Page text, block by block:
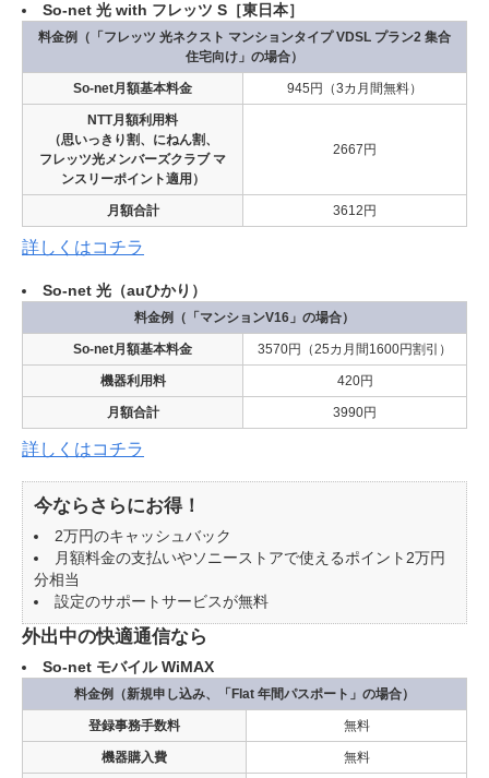
So-net 光 with フレッツ S［東日本］
料金例（「フレッツ 光ネクスト マンションタイプ VDSL プラン2 集合
住宅向け」の場合）
So-net月額基本料金 945円（3カ月間無料）
NTT月額利用料
（思いっきり割、にねん割、
フレッツ光メンバーズクラブ マ
ンスリーポイント適用）
2667円
月額合計 3612円
詳しくはコチラ
So-net 光（auひかり）
料金例（「マンションV16」の場合）
So-net月額基本料金 3570円（25カ月間1600円割引）
機器利用料 420円
月額合計 3990円
詳しくはコチラ
今ならさらにお得！
2万円のキャッシュバック
月額料金の支払いやソニーストアで使えるポイント2万円
分相当
設定のサポートサービスが無料
外出中の快適通信なら
So-net モバイル WiMAX
料金例（新規申し込み、「Flat 年間パスポート」の場合）
登録事務手数料 無料
機器購入費 無料